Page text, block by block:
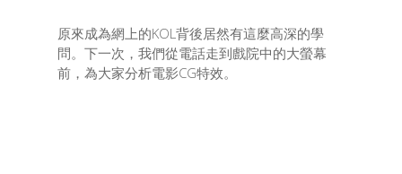
原來成為網上的KOL背後居然有這麼高深的學
問。下一次，我們從電話走到戲院中的大螢幕
前，為大家分析電影CG特效。